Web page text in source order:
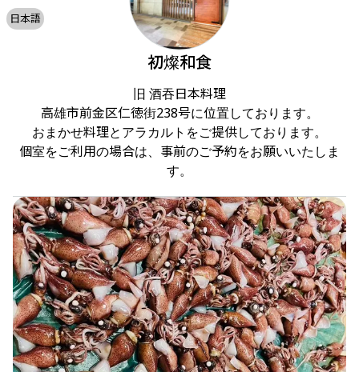
日本語
初燦和食
旧 酒吞日本料理
高雄市前金区仁徳街238号に位置しております。
おまかせ料理とアラカルトをご提供しております。
個室をご利用の場合は、事前のご予約をお願いいたしま
す。